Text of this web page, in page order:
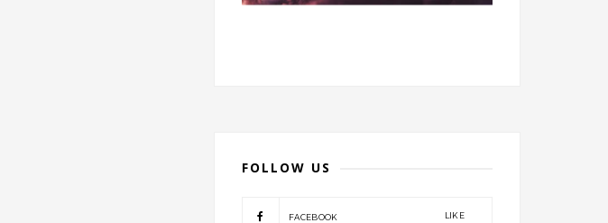
FOLLOW US
FACEBOOK LIKE